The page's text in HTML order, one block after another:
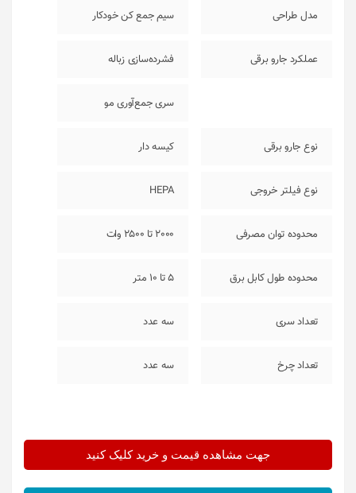
مدل طراحی سیم جمع کن خودکار
عملکرد جارو برقی فشرده‌سازی زباله
سری جمع‌آوری مو
نوع جارو برقی کیسه دار
نوع فیلتر خروجی HEPA
محدوده توان مصرفی 2000 تا 2500 وات
محدوده طول کابل برق 5 تا 10 متر
تعداد سری سه عدد
تعداد چرخ سه عدد
جهت مشاهده قیمت و خرید کلیک کنید